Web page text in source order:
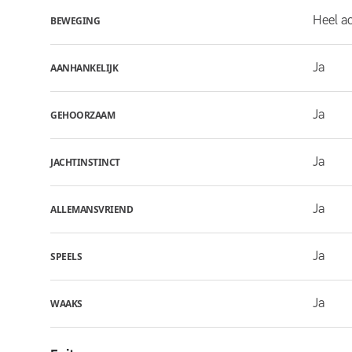
BEWEGING Heel
AANHANKELIJK Ja
GEHOORZAAM Ja
JACHTINSTINCT Ja
ALLEMANSVRIEND Ja
SPEELS Ja
WAAKS Ja